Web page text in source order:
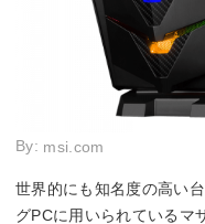
By: msi.com
世界的にも知名度の高い
グPCに用いられているマ